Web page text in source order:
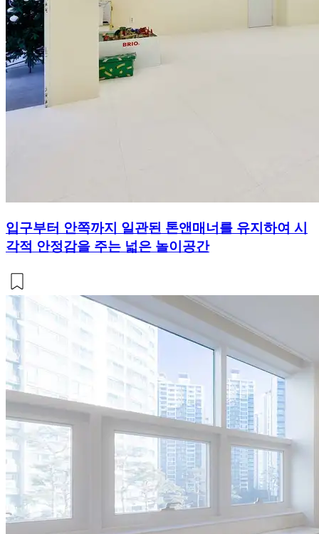
입구부터 안쪽까지 일관된 톤앤매너를 유지하여 시
각적 안정감을 주는 넓은 놀이공간